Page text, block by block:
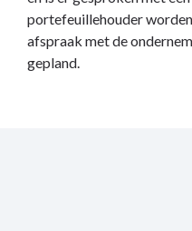
portefeuillehouder
afspraak met de
gepland.